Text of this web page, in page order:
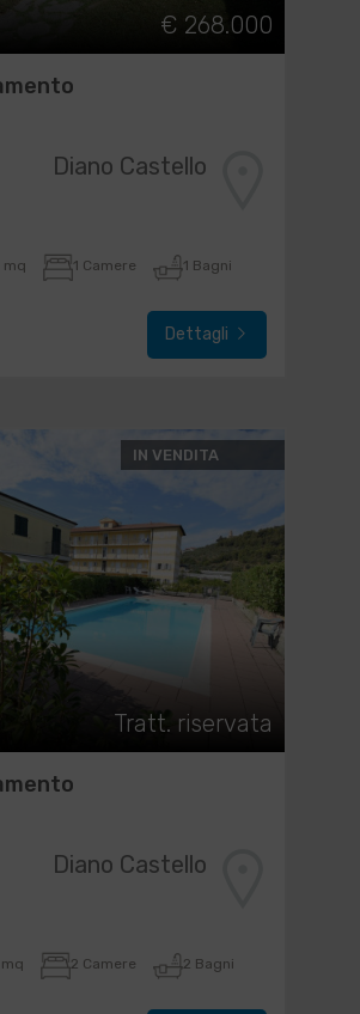
€ 268.000
Diano Castello
mq 1 Camere 1 Bagni
Dettagli
IN VENDITA
Tratt. riservata
Diano Castello
2 Camere 2 Bagni